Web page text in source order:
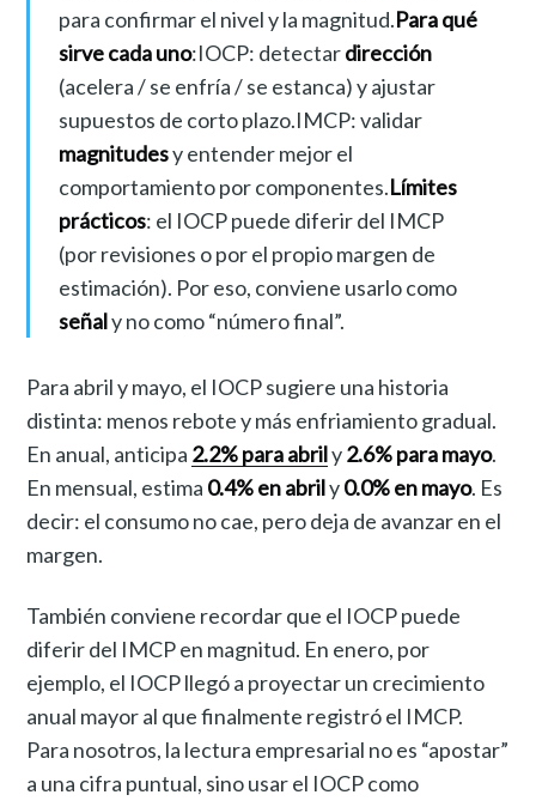
para confirmar el nivel y la magnitud.Para qué
sirve cada uno:IOCP: detectardirección
(acelera / se enfría / se estanca) y ajustar
supuestos de corto plazo.IMCP: validar
magnitudesy entender mejor el
comportamiento por componentes.Límites
prácticos: el IOCP puede diferir del IMCP
(por revisiones o por el propio margen de
estimación). Por eso, conviene usarlo como
señaly no como “número final”.
Para abril y mayo, el IOCP sugiere una historia
distinta: menos rebote y más enfriamiento gradual.
En anual, anticipa 2.2% para abrily2.6% para mayo.
En mensual, estima 0.4% en abrily0.0% en mayo. Es
decir: el consumo no cae, pero deja de avanzar en el
margen.
También conviene recordar que el IOCP puede
diferir del IMCP en magnitud. En enero, por
ejemplo, el IOCP llegó a proyectar un crecimiento
anual mayor al que finalmente registró el IMCP.
Para nosotros, la lectura empresarial no es “apostar”
a una cifra puntual, sino usar el IOCP como